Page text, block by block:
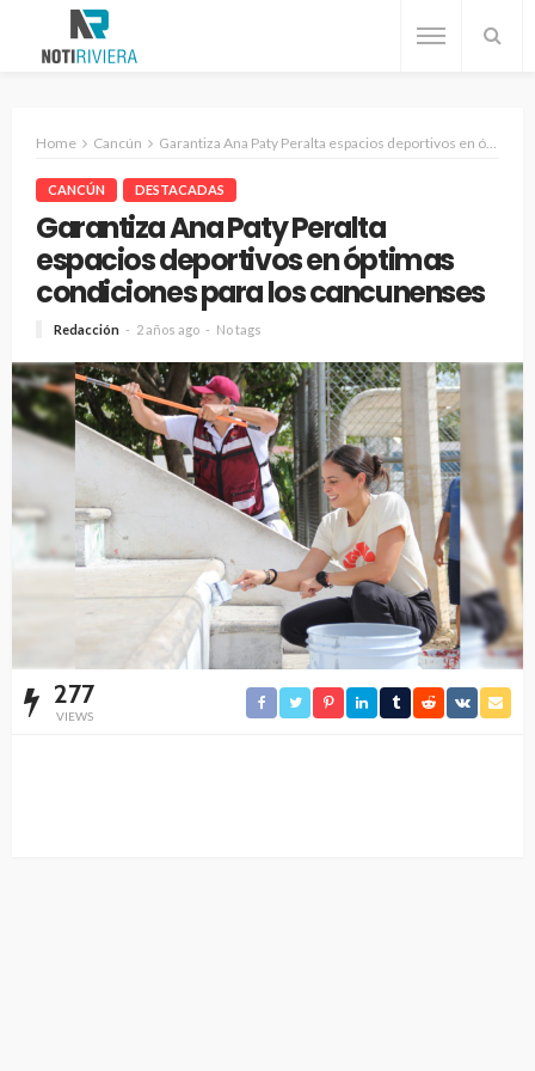
Home Cancún Garantiza Ana Paty Peralta espacios deportivos en óptimas condiciones para los cancunenses
CANCÚN DESTACADAS
Garantiza Ana Paty Peralta
espacios deportivos en óptimas
condiciones para los cancunenses
Redacción 2 años ago No tags
277
VIEWS